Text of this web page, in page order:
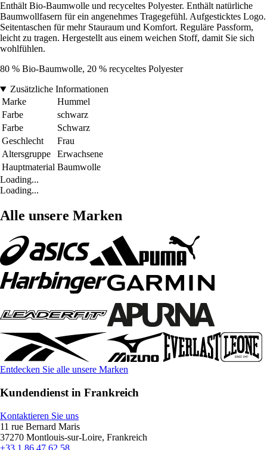
Enthält Bio-Baumwolle und recyceltes Polyester. Enthält natürliche
Baumwollfasern für ein angenehmes Tragegefühl. Aufgesticktes Logo.
Seitentaschen für mehr Stauraum und Komfort. Reguläre Passform,
leicht zu tragen. Hergestellt aus einem weichen Stoff, damit Sie sich
wohlfühlen.
80 % Bio-Baumwolle, 20 % recyceltes Polyester
Zusätzliche Informationen
Marke
Hummel
Farbe
schwarz
Farbe
Schwarz
Geschlecht
Frau
Altersgruppe
Erwachsene
Hauptmaterial Baumwolle
Loading...
Loading...
Alle unsere Marken
Entdecken Sie alle unsere Marken
Kundendienst in Frankreich
Kontaktieren Sie uns
11 rue Bernard Maris
37270 Montlouis-sur-Loire, Frankreich
+33 1 86 47 62 58